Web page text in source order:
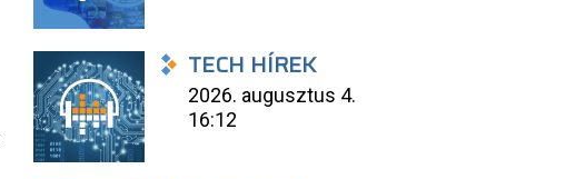
TECH HÍREK
2026. augusztus 4.
16:12